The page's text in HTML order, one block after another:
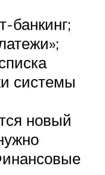
банкинг;
системы
новый